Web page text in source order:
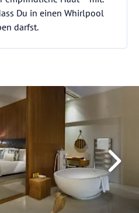
Du in einen Whirlpool
darfst.